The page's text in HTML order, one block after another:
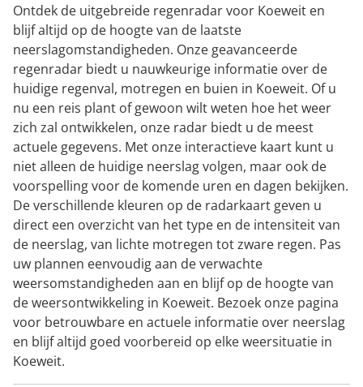
Ontdek de uitgebreide regenradar voor Koeweit en
blijf altijd op de hoogte van de laatste
neerslagomstandigheden. Onze geavanceerde
regenradar biedt u nauwkeurige informatie over de
huidige regenval, motregen en buien in Koeweit. Of u
nu een reis plant of gewoon wilt weten hoe het weer
zich zal ontwikkelen, onze radar biedt u de meest
actuele gegevens. Met onze interactieve kaart kunt u
niet alleen de huidige neerslag volgen, maar ook de
voorspelling voor de komende uren en dagen bekijken.
De verschillende kleuren op de radarkaart geven u
direct een overzicht van het type en de intensiteit van
de neerslag, van lichte motregen tot zware regen. Pas
uw plannen eenvoudig aan de verwachte
weersomstandigheden aan en blijf op de hoogte van
de weersontwikkeling in Koeweit. Bezoek onze pagina
voor betrouwbare en actuele informatie over neerslag
en blijf altijd goed voorbereid op elke weersituatie in
Koeweit.